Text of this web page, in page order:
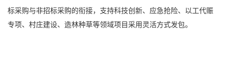
标采购与非招标采购的衔接，支持科技创新、应急抢险、以工代赈
专项、村庄建设、造林种草等领域项目采用灵活方式发包。